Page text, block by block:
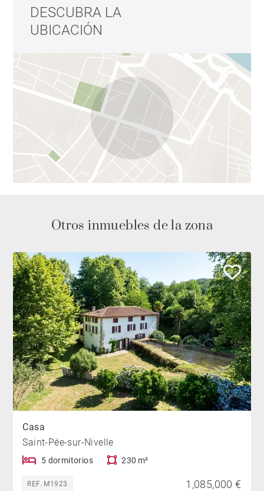
DESCUBRA LA
UBICACIÓN
Otros inmuebles de la zona
Casa
Saint-Pée-sur-Nivelle
5 dormitorios 230 m²
REF. M1923 1,085,000 €